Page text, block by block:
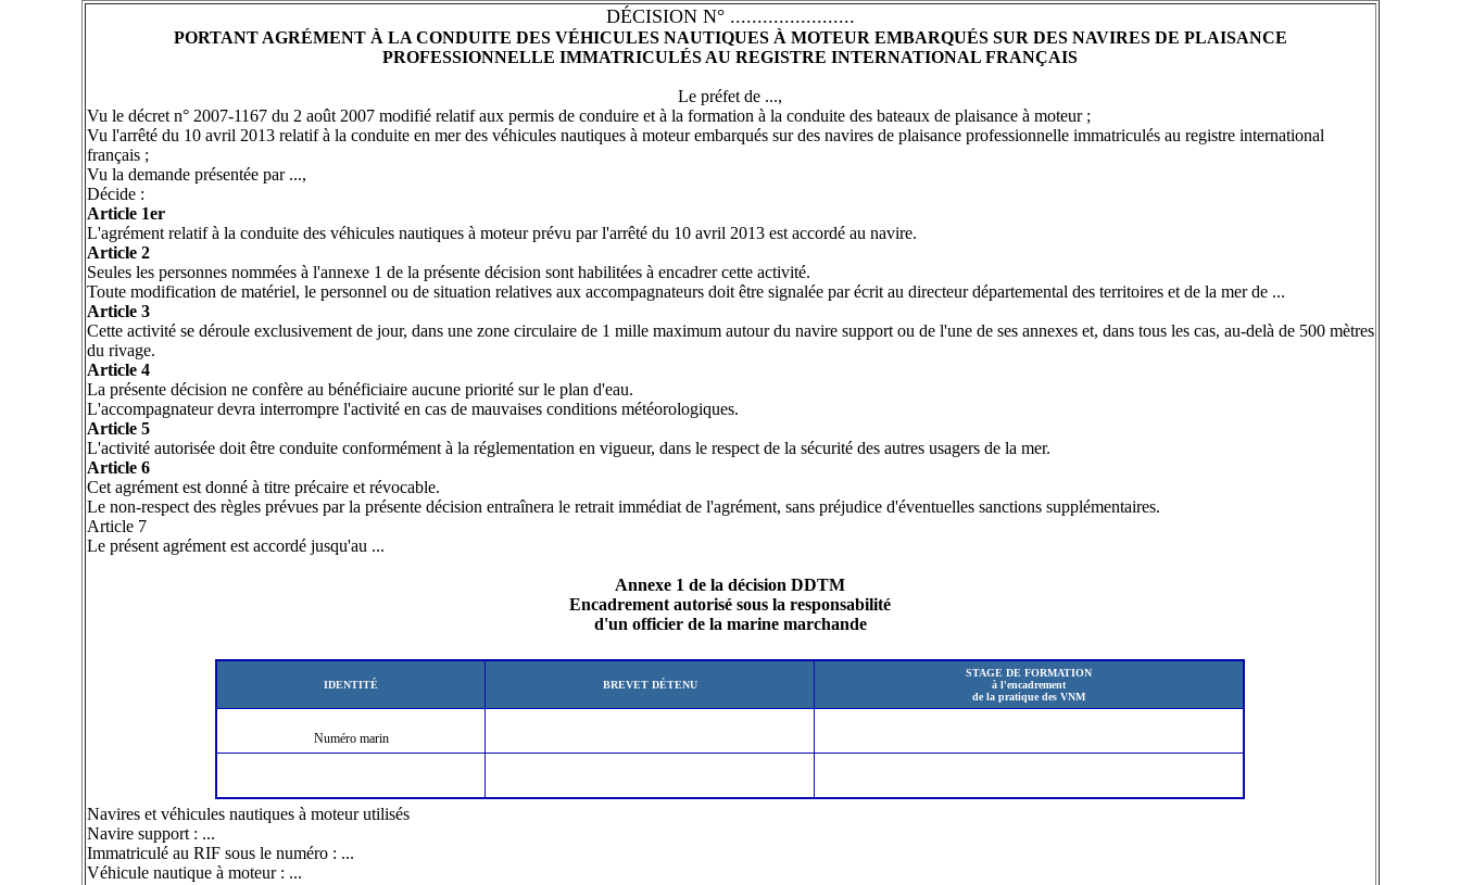
DÉCISION N° .......................
PORTANT AGRÉMENT À LA CONDUITE DES VÉHICULES NAUTIQUES À MOTEUR EMBARQUÉS SUR DES NAVIRES DE PLAISANCE
PROFESSIONNELLE IMMATRICULÉS AU REGISTRE INTERNATIONAL FRANÇAIS
Le préfet de ...,
Vu le décret n° 2007-1167 du 2 août 2007 modifié relatif aux permis de conduire et à la formation à la conduite des bateaux de plaisance à moteur ;
Vu l'arrêté du 10 avril 2013 relatif à la conduite en mer des véhicules nautiques à moteur embarqués sur des navires de plaisance professionnelle immatriculés au registre international
français ;
Vu la demande présentée par ...,
Décide :
Article 1er
L'agrément relatif à la conduite des véhicules nautiques à moteur prévu par l'arrêté du 10 avril 2013 est accordé au navire.
Article 2
Seules les personnes nommées à l'annexe 1 de la présente décision sont habilitées à encadrer cette activité.
Toute modification de matériel, le personnel ou de situation relatives aux accompagnateurs doit être signalée par écrit au directeur départemental des territoires et de la mer de ...
Article 3
Cette activité se déroule exclusivement de jour, dans une zone circulaire de 1 mille maximum autour du navire support ou de l'une de ses annexes et, dans tous les cas, au-delà de 500 mètres
du rivage.
Article 4
La présente décision ne confère au bénéficiaire aucune priorité sur le plan d'eau.
L'accompagnateur devra interrompre l'activité en cas de mauvaises conditions météorologiques.
Article 5
L'activité autorisée doit être conduite conformément à la réglementation en vigueur, dans le respect de la sécurité des autres usagers de la mer.
Article 6
Cet agrément est donné à titre précaire et révocable.
Le non-respect des règles prévues par la présente décision entraînera le retrait immédiat de l'agrément, sans préjudice d'éventuelles sanctions supplémentaires.
Article 7
Le présent agrément est accordé jusqu'au ...
Annexe 1 de la décision DDTM
Encadrement autorisé sous la responsabilité
d'un officier de la marine marchande
IDENTITÉ BREVET DÉTENU
STAGE DE FORMATION
à l'encadrement
de la pratique des VNM
Numéro marin
Navires et véhicules nautiques à moteur utilisés
Navire support : ...
Immatriculé au RIF sous le numéro : ...
Véhicule nautique à moteur : ...